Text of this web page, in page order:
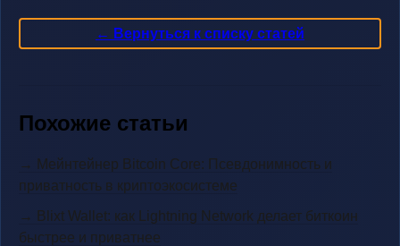
← Вернуться к списку статей
Похожие статьи
→ Мейнтейнер Bitcoin Core: Псевдонимность и
приватность в криптоэкосистеме
→ Blixt Wallet: как Lightning Network делает биткоин
быстрее и приватнее